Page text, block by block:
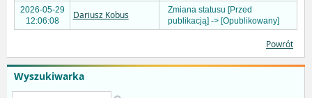
Wyszukiwarka
2026-05-29
12:06:08
Dariusz Kobus
Zmiana statusu [Przed
publikacją] -> [Opublikowany]
Powrót